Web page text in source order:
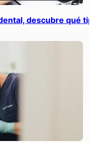
descubre qué